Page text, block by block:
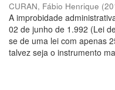
CURAN, Fábio Henrique (
A improbidade
02 de junho de 1.992 (Lei
se de uma lei com apenas
talvez seja o instrumento